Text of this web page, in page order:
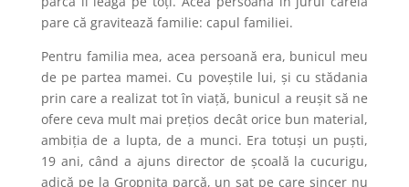
pare că gravitează familie: capul familiei.
Pentru familia mea, acea persoană era, bunicul meu
de pe partea mamei. Cu poveștile lui, și cu stădania
prin care a realizat tot în viață, bunicul a reușit să ne
ofere ceva mult mai prețios decât orice bun material,
ambiția de a lupta, de a munci. Era totuși un puști,
19 ani, când a ajuns director de școală la cucurigu,
adică pe la Gropnița parcă, un sat pe care sincer nu